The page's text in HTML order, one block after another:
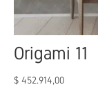
Origami 11
$ 452.914,00